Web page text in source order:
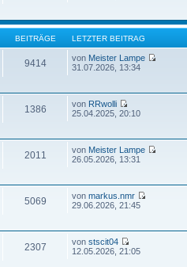
BEITRÄGE LETZTER BEITRAG
9414 von Meister Lampe
31.07.2026, 13:34
1386 von RRwolli
25.04.2025, 20:10
2011 von Meister Lampe
26.05.2026, 13:31
5069 vonmarkus.nmr
29.06.2026, 21:45
2307 vonstscit04
12.05.2026, 21:05